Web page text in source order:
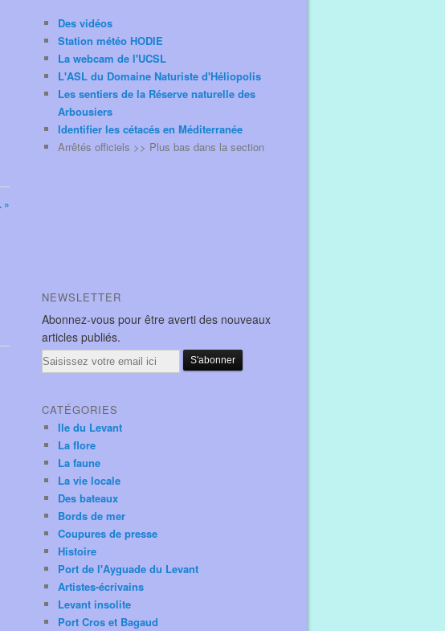
»
Des vidéos
Station météo HODIE
La webcam de l'UCSL
L'ASL du Domaine Naturiste d'Héliopolis
Les sentiers de la Réserve naturelle des
Arbousiers
Identifier les cétacés en Méditerranée
Arrêtés officiels >> Plus bas dans la section
NEWSLETTER
Abonnez-vous pour être averti des nouveaux
articles publiés.
Email
CATÉGORIES
Ile du Levant
La flore
La faune
La vie locale
Des bateaux
Bords de mer
Coupures de presse
Histoire
Port de l'Ayguade du Levant
Artistes-écrivains
Levant insolite
Port Cros et Bagaud